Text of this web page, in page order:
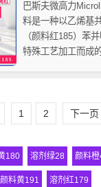
巴斯夫微高力
料是一种以乙烯基
（颜料红185）苯
特殊工艺加工而成
适用于与涂料、油
推荐...
1 2 下一页
180 溶剂绿28 颜料橙
颜料黄191 溶剂红179